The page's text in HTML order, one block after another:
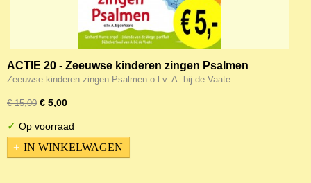
ACTIE 20 - Zeeuwse kinderen zingen Psalmen
Zeeuwse kinderen zingen Psalmen o.l.v. A. bij de Vaate.…
€ 15,00 € 5,00
✓ Op voorraad
IN WINKELWAGEN